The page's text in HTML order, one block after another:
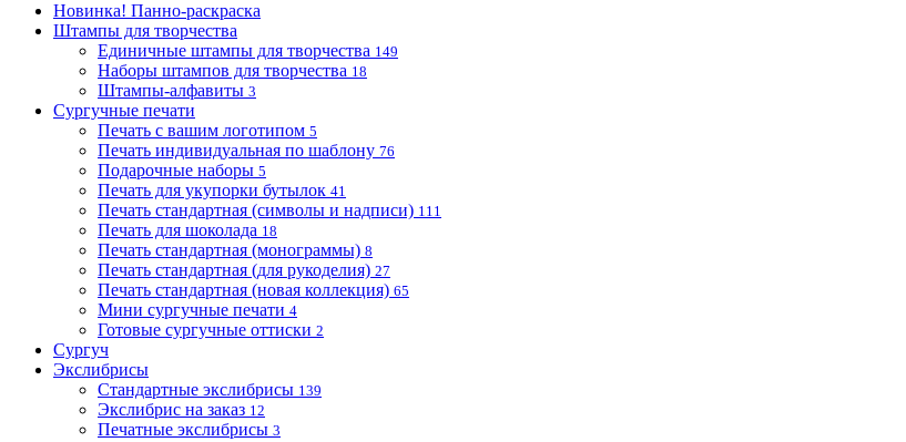
Новинка! Панно-раскраска
Штампы для творчества
Единичные штампы для творчества 149
Наборы штампов для творчества 18
Штампы-алфавиты 3
Сургучные печати
Печать с вашим логотипом 5
Печать индивидуальная по шаблону 76
Подарочные наборы 5
Печать для укупорки бутылок 41
Печать стандартная (символы и надписи) 111
Печать для шоколада 18
Печать стандартная (монограммы) 8
Печать стандартная (для рукоделия) 27
Печать стандартная (новая коллекция) 65
Мини сургучные печати 4
Готовые сургучные оттиски 2
Сургуч
Экслибрисы
Стандартные экслибрисы 139
Экслибрис на заказ 12
Печатные экслибрисы 3